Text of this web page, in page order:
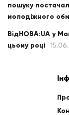
пошуку
молодіжного
ВідНОВА:UA у
цьому році